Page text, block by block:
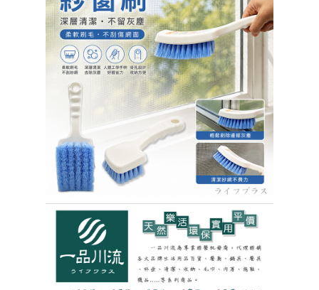
４．使用「AFTEE先享後付」時，將依據個別帳號之用戶狀況，依本公司即
時審查核予不同之上限額度；若仍有額度不足之情形，本公司將視審查結果
請求用戶進行身份認證。
５．嚴禁一人註冊多個帳號或使用他人資訊註冊。若發現惡意使用之情形，
恩沛科技股份有限公司將有權停止該用戶之使用額度並採取法律行動。
本島宅配1~2天後到
每筆NT$80，滿NT$490(含以上)免運費
每筆NT$150，滿NT$3,000(含以上)免運費